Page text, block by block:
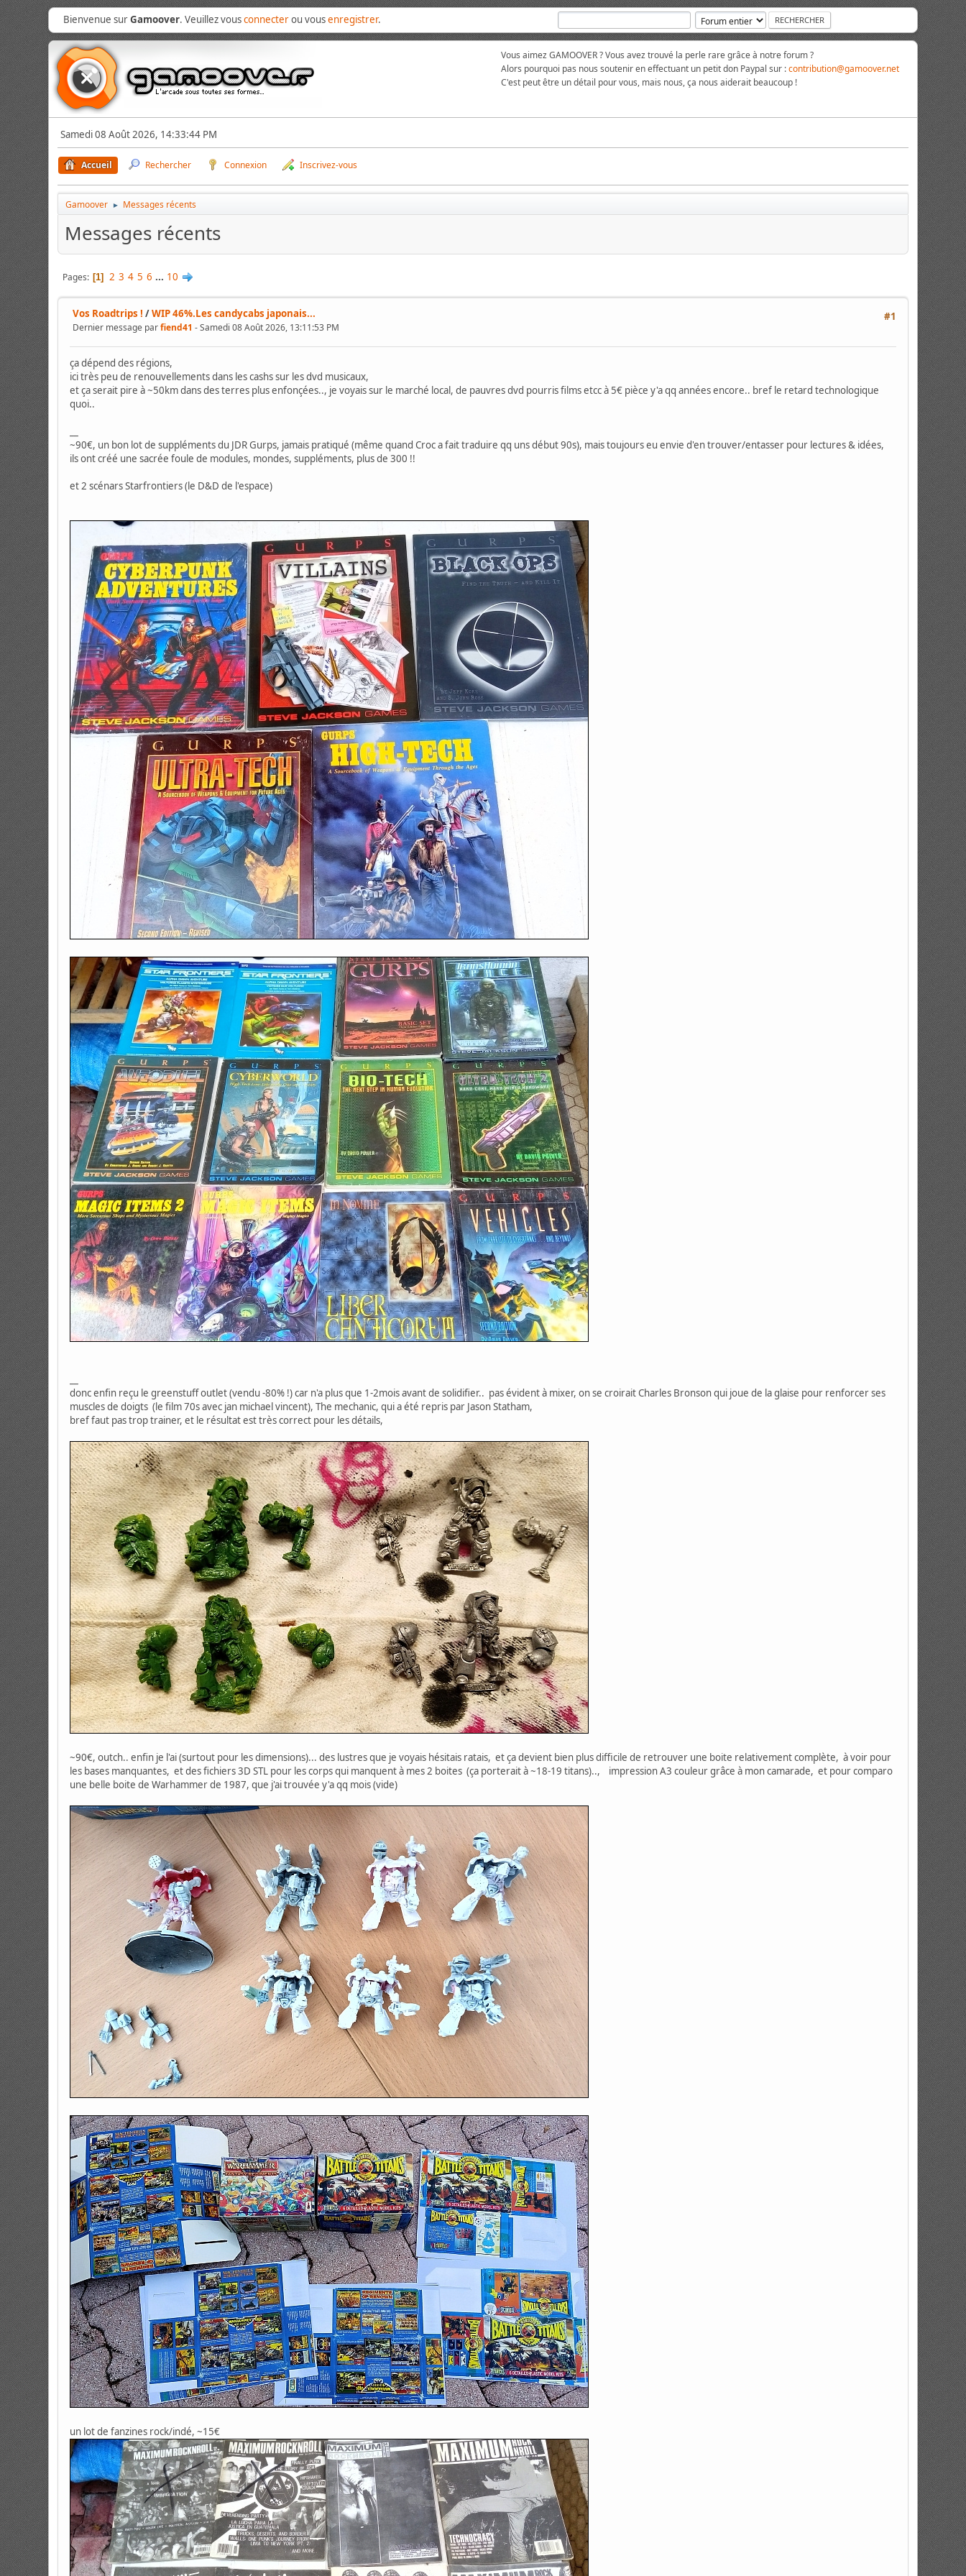
Bienvenue surGamoover. Veuillez vousconnecterou vousenregistrer.
Vous aimez GAMOOVER ? Vous avez trouvé la perle rare grâce à notre forum ?
Alors pourquoi pas nous soutenir en effectuant un petit don Paypal sur :contribution@gamoover.net
C'est peut être un détail pour vous, mais nous, ça nous aiderait beaucoup !
Samedi 08 Août 2026, 14:33:44 PM
Accueil Rechercher Connexion Inscrivez-vous
Gamoover ► Messages récents
Messages récents
Pages 1 2 3 4 5 6 ... 10
#1
Vos Roadtrips ! /WIP 46%.Les candycabs japonais...
Dernier message parfiend41 - Samedi 08 Août 2026, 13:11:53 PM
ça dépend des régions,
ici très peu de renouvellements dans les cashs sur les dvd musicaux,
et ça serait pire à ~50km dans des terres plus enfonçées.., je voyais sur le marché local, de pauvres dvd pourris films etcc à 5€ pièce y'a qq années encore.. bref le retard technologique
quoi..
~90€, un bon lot de suppléments du JDR Gurps, jamais pratiqué (même quand Croc a fait traduire qq uns début 90s), mais toujours eu envie d'en trouver/entasser pour lectures & idées,
ils ont créé une sacrée foule de modules, mondes, suppléments, plus de 300 !!
et 2 scénars Starfrontiers (le D&D de l'espace)
donc enfin reçu le greenstuff outlet (vendu -80% !) car n'a plus que 1-2mois avant de solidifier.. pas évident à mixer, on se croirait Charles Bronson qui joue de la glaise pour renforcer ses
muscles de doigts (le film 70s avec jan michael vincent), The mechanic, qui a été repris par Jason Statham,
bref faut pas trop trainer, et le résultat est très correct pour les détails,
~90€, outch.. enfin je l'ai (surtout pour les dimensions)... des lustres que je voyais hésitais ratais, et ça devient bien plus difficile de retrouver une boite relativement complète, à voir pour
les bases manquantes, et des fichiers 3D STL pour les corps qui manquent à mes 2 boites (ça porterait à ~18-19 titans).., impression A3 couleur grâce à mon camarade, et pour comparo
une belle boite de Warhammer de 1987, que j'ai trouvée y'a qq mois (vide)
un lot de fanzines rock/indé, ~15€